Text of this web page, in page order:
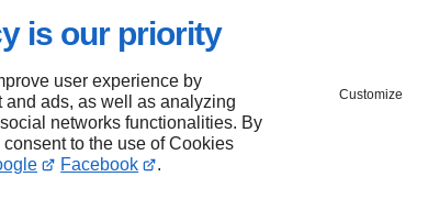
is our priority
user experience by
and ads, as well as analyzing
networks functionalities. By
to the use of Cookies
Facebook .
Customize